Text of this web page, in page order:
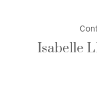
Isabelle